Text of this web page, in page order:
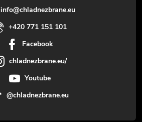
info@chladnezbrane.eu
+420 771 151 101
Facebook
chladnezbrane.eu/
Youtube
@chladnezbrane.eu